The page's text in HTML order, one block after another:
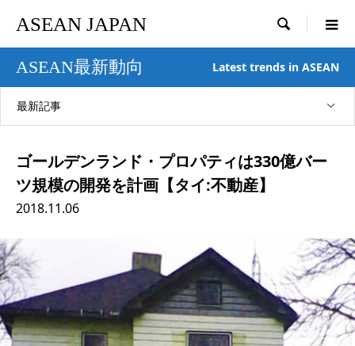
ASEAN JAPAN 
ASEAN最新動向 Latest trends in ASEAN
最新記事
ゴールデンランド・プロパティは330億バー
ツ規模の開発を計画【タイ:不動産】
2018.11.06